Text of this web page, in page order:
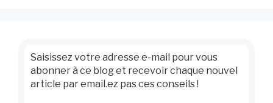
Saisissez votre adresse e-mail pour vous
abonner à ce blog et recevoir chaque nouvel
article par email.ez pas ces conseils !